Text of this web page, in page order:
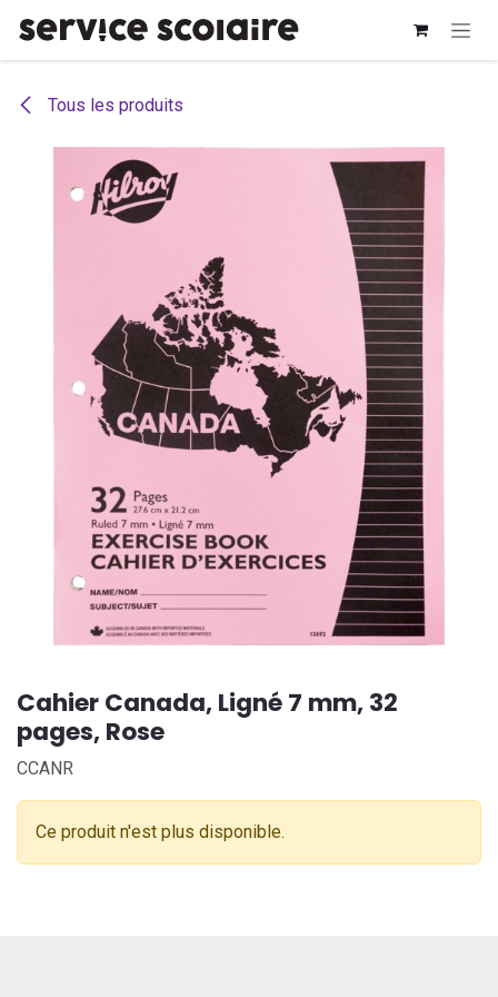
Tous les produits
Cahier Canada, Ligné 7 mm, 32
pages, Rose
CCANR
Ce produit n'est plus disponible.